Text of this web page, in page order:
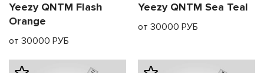
Yeezy QNTM Flash
Orange
от 30000 РУБ
Yeezy QNTM Sea Teal
от 30000 РУБ
с нами